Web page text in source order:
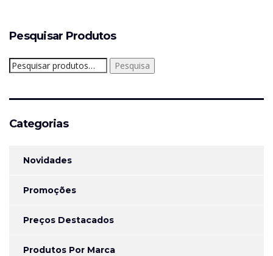
Pesquisar Produtos
Pesquisar
por:
Pesquisa
Categorias
Novidades
Promoções
Preços Destacados
Produtos Por Marca